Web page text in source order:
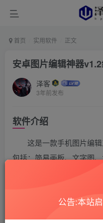
首页 实用软件 正文
安卓图片编辑神器
泽客
3年前发布
软件介绍
这是一款手机图片编
包括：简易画板、文字图
桌面、图片二维码、像素
公告:本站